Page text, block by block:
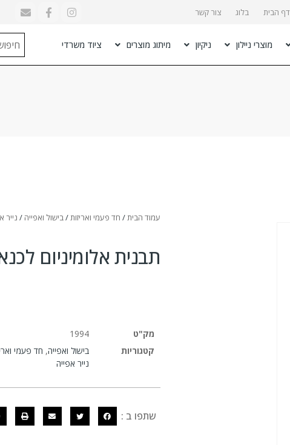
דף הבית בלוג צור קשר
מוצרי ניילון ניקיון מיתוג מוצרים ציוד משרדי
עמוד הבית / חד פעמי ואריזות / בישול ואפייה / נייר
תבנית אלומיניום לכנאפה
מק"ט
1994
קטגוריות
בישול ואפייה, חד פעמי
נייר אפייה
שתפו ב :